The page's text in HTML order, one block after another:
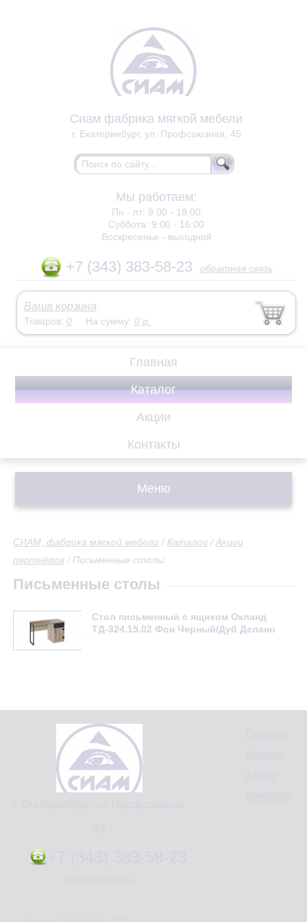
Сиам фабрика мягкой мебели
г. Екатеринбург, ул. Профсоюзная, 45
Мы работаем:
Пн - пт: 9.00 - 18.00
Суббота: 9:00 - 16:00
Воскресенье - выходной
+7 (343) 383-58-23 обратная связь
Ваша корзина:
Товаров: 0 На сумму: 0 р.
Главная
Каталог
Акции
Контакты
Меню
СИАМ, фабрика мягкой мебели / Каталог /Акции
партнёров / Письменные столы
Письменные столы
Стол письменный с ящиком Окланд
ТД-324.15.02 Фон Черный/Дуб Делано